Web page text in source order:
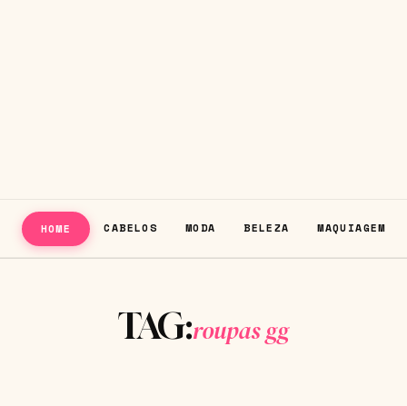
HOME CABELOS MODA BELEZA MAQUIAGEM
TAG:roupas gg